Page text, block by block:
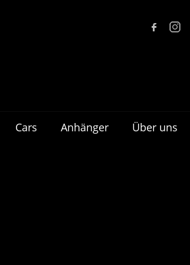
Cars Anhänger Über uns